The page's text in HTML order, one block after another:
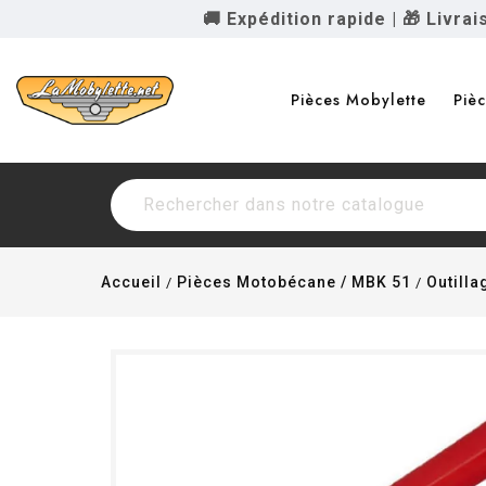
🚚 Expédition rapide | 🎁
Pièces Mobylette
Accueil Pièces Motobécane / MBK 51